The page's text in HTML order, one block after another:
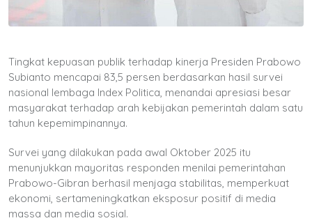
Tingkat kepuasan publik terhadap kinerja Presiden Prabowo
Subianto mencapai 83,5 persen berdasarkan hasil survei
nasional lembaga Index Politica, menandai apresiasi besar
masyarakat terhadap arah kebijakan pemerintah dalam satu
tahun kepemimpinannya.
Survei yang dilakukan pada awal Oktober 2025 itu
menunjukkan mayoritas responden menilai pemerintahan
Prabowo-Gibran berhasil menjaga stabilitas, memperkuat
ekonomi, sertameningkatkan eksposur positif di media
massa dan media sosial.